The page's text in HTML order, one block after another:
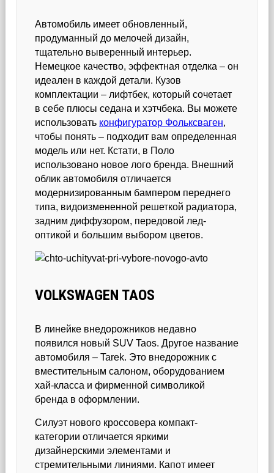
Автомобиль имеет обновленный,
продуманный до мелочей дизайн,
тщательно выверенный интерьер.
Немецкое качество, эффектная отделка – он
идеален в каждой детали. Кузов
комплектации – лифтбек, который сочетает
в себе плюсы седана и хэтчбека. Вы можете
использовать конфигуратор Фольксваген,
чтобы понять – подходит вам определенная
модель или нет. Кстати, в Поло
использовано новое лого бренда. Внешний
облик автомобиля отличается
модернизированным бампером переднего
типа, видоизмененной решеткой радиатора,
задним диффузором, передовой лед-
оптикой и большим выбором цветов.
VOLKSWAGEN TAOS
В линейке внедорожников недавно
появился новый SUV Taos. Другое название
автомобиля – Tarek. Это внедорожник с
вместительным салоном, оборудованием
хай-класса и фирменной символикой
бренда в оформлении.
Силуэт нового кроссовера компакт-
категории отличается яркими
дизайнерскими элементами и
стремительными линиями. Капот имеет